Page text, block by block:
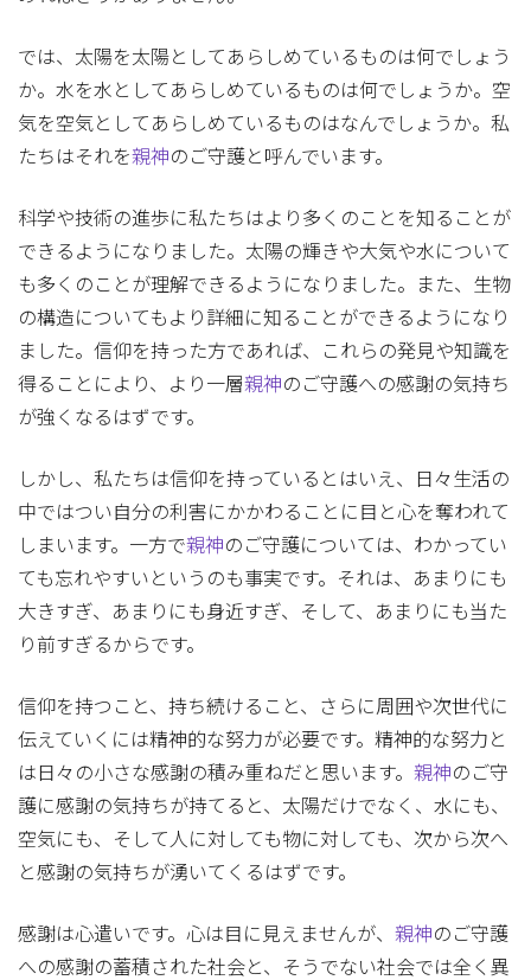
では、太陽を太陽としてあらしめているものは何でしょう
か。水を水としてあらしめているものは何でしょうか。空
気を空気としてあらしめているものはなんでしょうか。私
たちはそれを親神のご守護と呼んでいます。
科学や技術の進歩に私たちはより多くのことを知ることが
できるようになりました。太陽の輝きや大気や水について
も多くのことが理解できるようになりました。また、生物
の構造についてもより詳細に知ることができるようになり
ました。信仰を持った方であれば、これらの発見や知識を
得ることにより、より一層親神のご守護への感謝の気持ち
が強くなるはずです。
しかし、私たちは信仰を持っているとはいえ、日々生活の
中ではつい自分の利害にかかわることに目と心を奪われて
しまいます。一方で親神のご守護については、わかってい
ても忘れやすいというのも事実です。それは、あまりにも
大きすぎ、あまりにも身近すぎ、そして、あまりにも当た
り前すぎるからです。
信仰を持つこと、持ち続けること、さらに周囲や次世代に
伝えていくには精神的な努力が必要です。精神的な努力と
は日々の小さな感謝の積み重ねだと思います。 親神のご守
護に感謝の気持ちが持てると、太陽だけでなく、水にも、
空気にも、そして人に対しても物に対しても、次から次へ
と感謝の気持ちが湧いてくるはずです。
感謝は心遣いです。心は目に見えませんが、 親神のご守護
への感謝の蓄積された社会と、そうでない社会では全く異